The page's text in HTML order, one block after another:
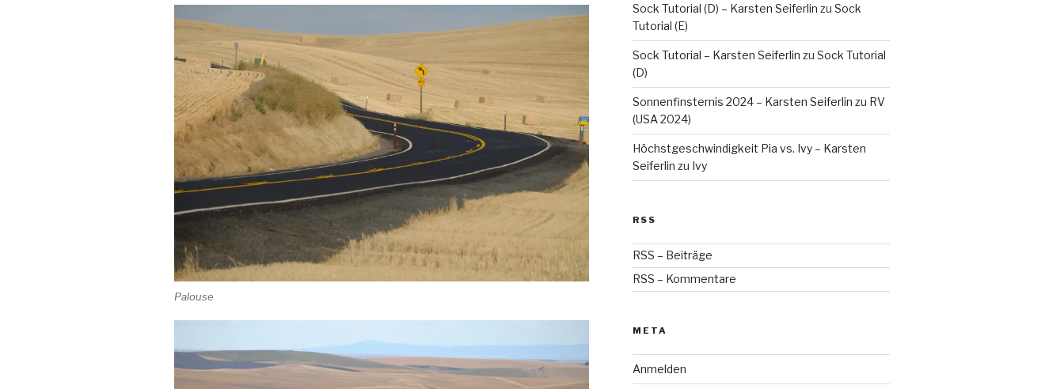
Palouse
Sock Tutorial (D) – Karsten Seiferlin zu Sock
Tutorial (E)
Sock Tutorial – Karsten Seiferlin zu Sock Tutorial
(D)
Sonnenfinsternis 2024 – Karsten Seiferlin zu RV
(USA 2024)
Höchstgeschwindigkeit Pia vs. Ivy – Karsten
Seiferlin zu Ivy
RSS
RSS – Beiträge
RSS – Kommentare
META
Anmelden